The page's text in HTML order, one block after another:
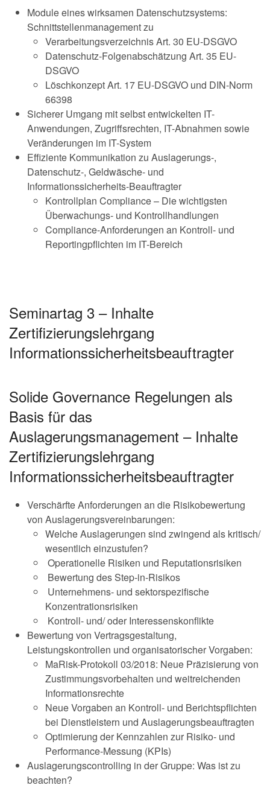
Module eines wirksamen Datenschutzsystems:
Schnittstellenmanagement zu
Verarbeitungsverzeichnis Art. 30 EU-DSGVO
Datenschutz-Folgenabschätzung Art. 35 EU-
DSGVO
Löschkonzept Art. 17 EU-DSGVO und DIN-Norm
66398
Sicherer Umgang mit selbst entwickelten IT-
Anwendungen, Zugriffsrechten, IT-Abnahmen sowie
Veränderungen im IT-System
Effiziente Kommunikation zu Auslagerungs-,
Datenschutz-, Geldwäsche- und
Informationssicherheits-Beauftragter
Kontrollplan Compliance – Die wichtigsten
Überwachungs- und Kontrollhandlungen
Compliance-Anforderungen an Kontroll- und
Reportingpflichten im IT-Bereich
Seminartag 3 – Inhalte
Zertifizierungslehrgang
Informationssicherheitsbeauftragter
Solide Governance Regelungen als
Basis für das
Auslagerungsmanagement – Inhalte
Zertifizierungslehrgang
Informationssicherheitsbeauftragter
Verschärfte Anforderungen an die Risikobewertung
von Auslagerungsvereinbarungen:
Welche Auslagerungen sind zwingend als kritisch/
wesentlich einzustufen?
Operationelle Risiken und Reputationsrisiken
Bewertung des Step-in-Risikos
Unternehmens- und sektorspezifische
Konzentrationsrisiken
Kontroll- und/ oder Interessenskonflikte
Bewertung von Vertragsgestaltung,
Leistungskontrollen und organisatorischer Vorgaben:
MaRisk-Protokoll 03/2018: Neue Präzisierung von
Zustimmungsvorbehalten und weitreichenden
Informationsrechte
Neue Vorgaben an Kontroll- und Berichtspflichten
bei Dienstleistern und Auslagerungsbeauftragten
Optimierung der Kennzahlen zur Risiko- und
Performance-Messung (KPIs)
Auslagerungscontrolling in der Gruppe: Was ist zu
beachten?